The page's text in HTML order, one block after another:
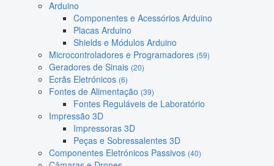
Arduino
Componentes e Acessórios Arduino
Placas Arduino
Shields e Módulos Arduino
Microcontroladores e Programadores (59)
Geradores de Sinais (20)
Ecrãs Eletrónicos (6)
Fontes de Alimentação (39)
Fontes Reguláveis de Laboratório
Impressão 3D
Impressoras 3D
Peças e Sobressalentes 3D
Componentes Eletrónicos Passivos (40)